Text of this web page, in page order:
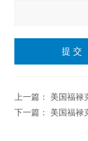
上一篇： 美国福禄
下一篇： 美国福禄